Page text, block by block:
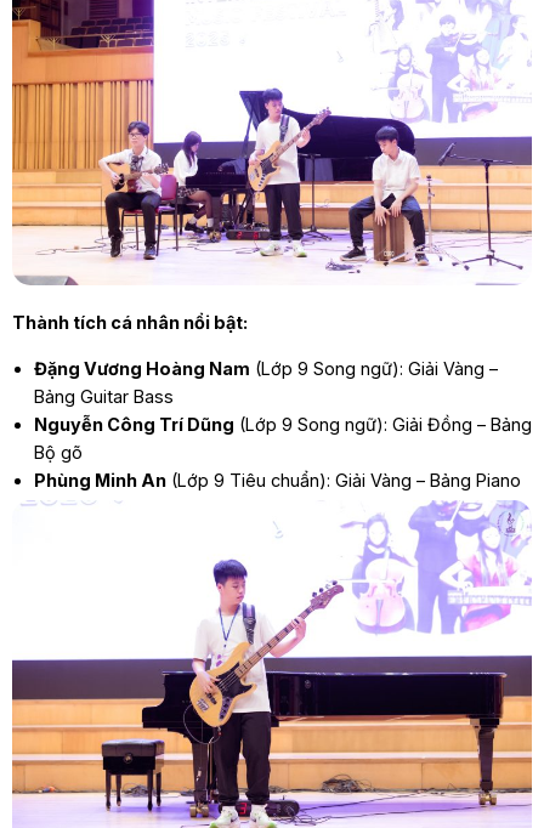
Thành tích cá nhân nổi bật:
Đặng Vương Hoàng Nam (Lớp 9 Song ngữ): Giải Vàng –
Bảng Guitar Bass
Nguyễn Công Trí Dũng (Lớp 9 Song ngữ): Giải Đồng – Bảng
Bộ gõ
Phùng Minh An(Lớp 9 Tiêu chuẩn): Giải Vàng – Bảng Piano